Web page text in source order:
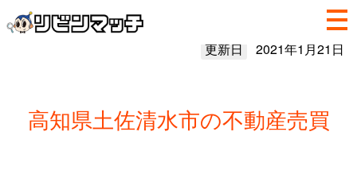
更新日 2021年1月21日
高知県土佐清水市の不動産売買